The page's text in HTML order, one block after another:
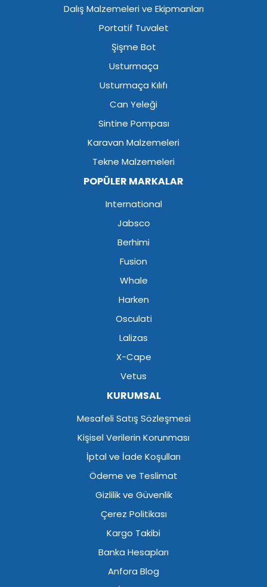
Dalış Malzemeleri ve Ekipmanları
Portatif Tuvalet
Şişme Bot
Usturmaça
Usturmaça Kılıfı
Can Yeleği
Sintine Pompası
Karavan Malzemeleri
Tekne Malzemeleri
POPÜLER MARKALAR
International
Jabsco
Berhimi
Fusion
Whale
Harken
Osculati
Lalizas
X-Cape
Vetus
KURUMSAL
Mesafeli Satış Sözleşmesi
Kişisel Verilerin Korunması
İptal ve İade Koşulları
Ödeme ve Teslimat
Gizlilik ve Güvenlik
Çerez Politikası
Kargo Takibi
Banka Hesapları
Anfora Blog